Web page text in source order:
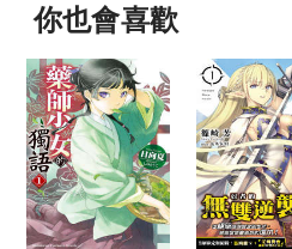
第一章 騷動揭幕
第三章 使者與會議
第四章 失序
第五章 激斗
第六章 絕對吞食者
你也會喜歡